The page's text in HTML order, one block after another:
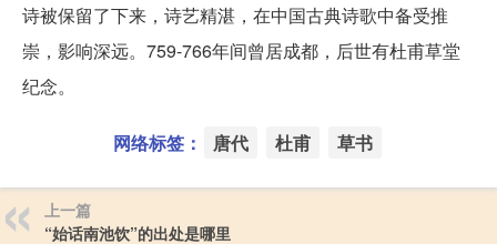
诗被保留了下来，诗艺精湛，在中国古典诗歌中备受推
崇，影响深远。759-766年间曾居成都，后世有杜甫草堂
纪念。
网络标签： 唐代 杜甫 草书
上一篇
“始话南池饮”的出处是哪里